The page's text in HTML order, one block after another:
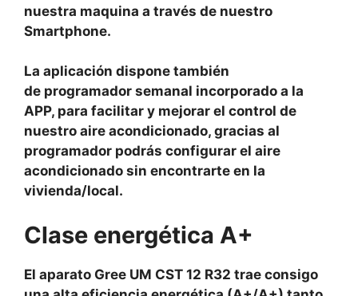
nuestra maquina a través de nuestro
Smartphone.
La aplicación dispone también
de programador semanal incorporado a la
APP, para facilitar y mejorar el control de
nuestro aire acondicionado, gracias al
programador podrás configurar el aire
acondicionado sin encontrarte en la
vivienda/local.
Clase energética A+
El aparato Gree UM CST 12 R32 trae consigo